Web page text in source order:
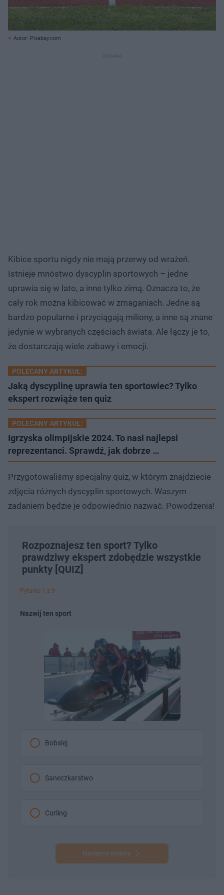
Autor: Pixabay.com
Kibice sportu nigdy nie mają przerwy od wrażeń.
Istnieje mnóstwo dyscyplin sportowych – jedne
uprawia się w lato, a inne tylko zimą. Oznacza to, że
cały rok można kibicować w zmaganiach. Jedne są
bardzo popularne i przyciągają miliony, a inne są znane
jedynie w wybranych częściach świata. Ale łączy je to,
że dostarczają wiele zabawy i emocji.
POLECANY ARTYKUŁ:
Jaką dyscyplinę uprawia ten sportowiec? Tylko
ekspert rozwiąże ten quiz
POLECANY ARTYKUŁ:
Igrzyska olimpijskie 2024. To nasi najlepsi
reprezentanci. Sprawdź, jak dobrze …
Przygotowaliśmy specjalny quiz, w którym znajdziecie
zdjęcia różnych dyscyplin sportowych. Waszym
zadaniem będzie je odpowiednio nazwać. Powodzenia!
Rozpoznajesz ten sport? Tylko
prawdziwy ekspert zdobędzie wszystkie
punkty [QUIZ]
Pytanie 1 z 9
Nazwij ten sport
Bobslej
Saneczkarstwo
Curling
Następne pytanie